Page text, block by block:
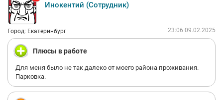
Инокентий (Сотрудник)
Город: Екатеринбург 23:06 09.02.2025
Плюсы в работе
Для меня было не так далеко от моего района проживания.
Парковка.